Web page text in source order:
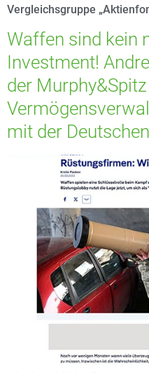
Vergleichsgruppe
Waffen sind kein
Investment!
der
mit der